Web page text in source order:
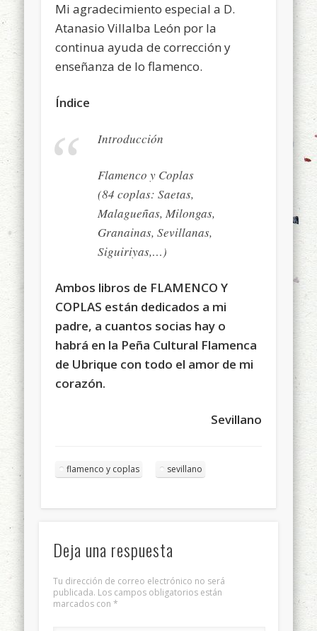
Mi agradecimiento especial a D.
Atanasio Villalba León por la
continua ayuda de corrección y
enseñanza de lo flamenco.
Índice
Introducción
Flamenco y Coplas
(84 coplas: Saetas,
Malagueñas, Milongas,
Granainas, Sevillanas,
Siguiriyas,…)
Ambos libros de FLAMENCO Y
COPLAS están dedicados a mi
padre, a cuantos socias hay o
habrá en la Peña Cultural Flamenca
de Ubrique con todo el amor de mi
corazón.
Sevillano
flamenco y coplas sevillano
Deja una respuesta
Tu dirección de correo electrónico no será
publicada. Los campos obligatorios están
marcados con *